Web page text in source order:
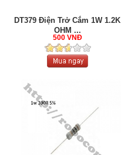
DT379 Điện Trở Cắm 1W 1.2K
OHM ...
500 VNĐ